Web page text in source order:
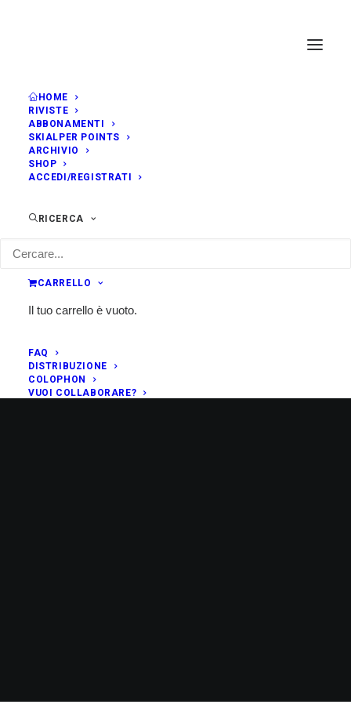
HOME
RIVISTE
ABBONAMENTI
SKIALPER POINTS
ARCHIVIO
SHOP
ACCEDI/REGISTRATI
RICERCA
CARRELLO
Il tuo carrello è vuoto.
FAQ
DISTRIBUZIONE
COLOPHON
VUOI COLLABORARE?